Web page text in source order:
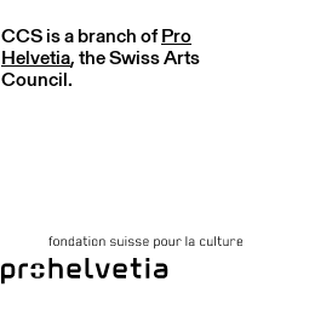
CCS is a branch ofPro
Helvetia, the Swiss Arts
Council.